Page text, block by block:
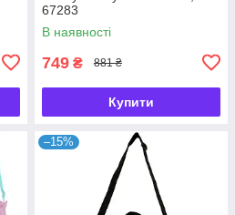
67283
В наявності
749 ₴ 881 ₴
Купити
–15%